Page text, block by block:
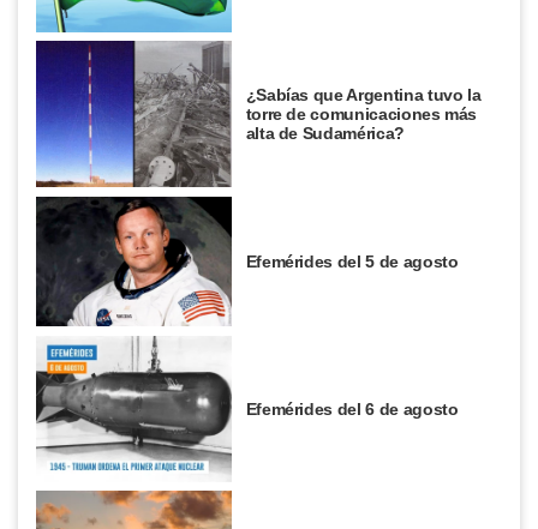
¿Sabías que Argentina tuvo la
torre de comunicaciones más
alta de Sudamérica?
Efemérides del 5 de agosto
Efemérides del 6 de agosto